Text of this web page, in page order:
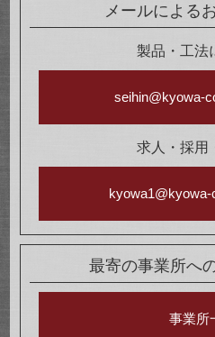
メールによる
製品・工法
seihin@kyowa-
求人・採用
最寄の事業所へ
事業所